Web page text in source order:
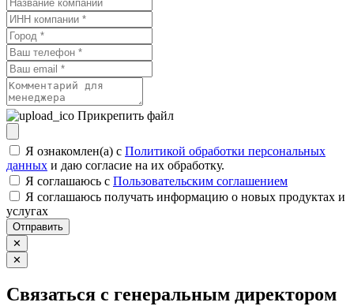
Прикрепить файл
Я ознакомлен(а) с Политикой обработки персональных
данных и даю согласие на их обработку.
Я соглашаюсь c Пользовательским соглашением
Я соглашаюсь получать информацию о новых продуктах и
услугах
Отправить
✕
✕
Связаться с генеральным директором